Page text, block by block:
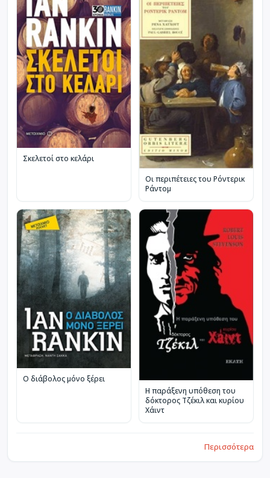
Σκελετοί στο κελάρι
Οι περιπέτειες του Ρόντερικ
Ράντομ
Ο διάβολος μόνο ξέρει
Η παράξενη υπόθεση του
δόκτορος Τζέκιλ και κυρίου
Χάιντ
Περισσότερα